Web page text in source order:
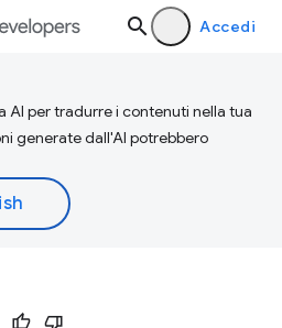
Accedi
AI per tradurre i contenuti nella tua
generate dall'AI potrebbero